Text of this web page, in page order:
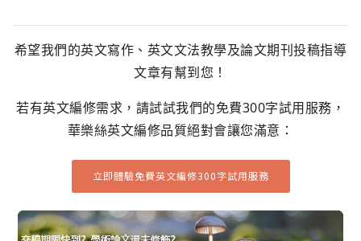
希望我們的英文寫作、英文文法教學及論文期刊投稿指導
文章有幫到您！
若有英文編修需求，請試試我們的免費300字試用服務，
華樂絲英文編修品質絕對會讓您滿意：
立即體驗免費英文編修300字試用服務